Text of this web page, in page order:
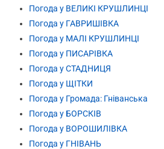
Погода у ВЕЛИКІ КРУШЛИНЦІ
Погода у ГАВРИШІВКА
Погода у МАЛІ КРУШЛИНЦІ
Погода у ПИСАРІВКА
Погода у СТАДНИЦЯ
Погода у ЩІТКИ
Погода у Громада: Гніванська
Погода у БОРСКІВ
Погода у ВОРОШИЛІВКА
Погода у ГНІВАНЬ